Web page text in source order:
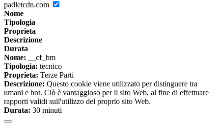
padletcdn.com
Nome
Tipologia
Proprieta
Descrizione
Durata
Nome: __cf_bm
Tipologia: tecnico
Proprieta: Terze Parti
Descrizione: Questo cookie viene utilizzato per distinguere tra
umani e bot. Ciò è vantaggioso per il sito Web, al fine di effettuare
rapporti validi sull'utilizzo del proprio sito Web.
Durata: 30 minuti